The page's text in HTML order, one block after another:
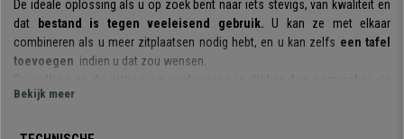
De ideale oplossing als u op zoek bent naar iets stevigs, van kwaliteit en
dat
bestand is tegen veeleisend gebruik. U kan ze met elkaar
combineren als u meer zitplaatsen nodig hebt, en u kan zelfs een tafel
toevoegen indien u dat zou wensen.
type stoel. Ideaal om klanten of gasten een comfortabele en
Bekijk meer